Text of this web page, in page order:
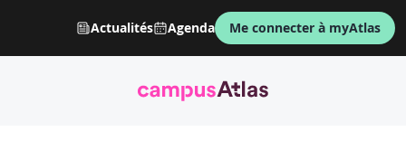
Actualités Agenda Me connecter à myAtlas